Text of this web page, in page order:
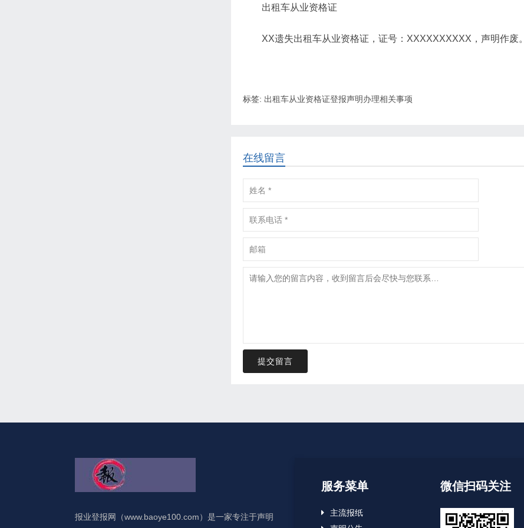
出租车从业资格证
XX遗失出租车从业资格证，证号：XXXXXXXXXX，声明作废。
标签: 出租车从业资格证登报声明办理相关事项
在线留言
提交留言
报业登报网（www.baoye100.com）是一家专注于声明
服务菜单
主流报纸
微信扫码关注